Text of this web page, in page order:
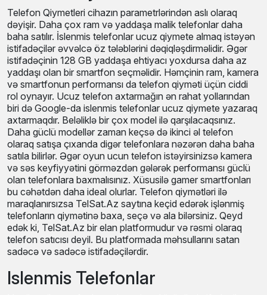
Telefon Qiymetleri cihazın parametrlərindən aslı olaraq
dəyişir. Daha çox ram və yaddaşa malik telefonlar daha
baha satılır. İslenmis telefonlar ucuz qiymete almaq istəyən
istifadəçilər əvvəlcə öz tələblərini dəqiqləşdirməlidir. Əgər
istifadəçinin 128 GB yaddaşa ehtiyacı yoxdursa daha az
yaddaşı olan bir smartfon seçməlidir. Həmçinin ram, kamera
və smartfonun performansı da telefon qiyməti üçün ciddi
rol oynayır. Ucuz telefon axtarmağın ən rahat yollarından
biri də Google-da islenmis telefonlar ucuz qiymete yazaraq
axtarmaqdır. Beləliklə bir çox model ilə qarşılacaqsınız.
Daha güclü modellər zaman keçsə də ikinci əl telefon
olaraq satışa çıxanda digər telefonlara nəzərən daha baha
satıla bilirlər. Əgər oyun ucun telefon istəyirsinizsə kamera
və səs keyfiyyətini görməzdən gələrək performansı güclü
olan telefonlara baxmalısınız. Xüsusilə gamer smartfonları
bu cəhətdən daha ideal olurlar. Telefon qiymətləri ilə
maraqlanırsızsa TelSat.Az saytına keçid edərək işlənmiş
telefonların qiymətinə baxa, seçə və ala bilərsiniz. Qeyd
edək ki, TelSat.Az bir elan platformudur və rəsmi olaraq
telefon satıcısı deyil. Bu platformada məhsullarını satan
sadəcə və sadəcə istifadəçilərdir.
Islenmis Telefonlar